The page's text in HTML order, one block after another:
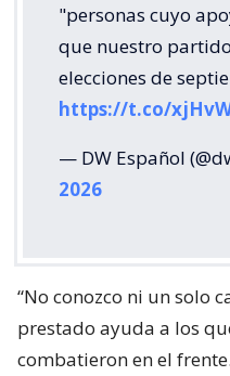
"personas cuyo
que nuestro
elecciones de
https://t.co/
— DW Español
2026
“No conozco ni un solo
prestado ayuda a los
combatieron en el